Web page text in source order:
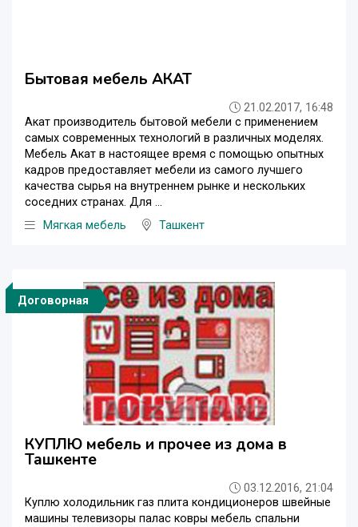
Бытовая мебель АКАТ
21.02.2017, 16:48
Акат производитель бытовой мебели с применением
самых современных технологий в различных моделях.
Мебель Акaт в настоящее время с помощью опытных
кадров предоставляет мебели из самого лучшего
качества сырья на внутреннем рынке и нескольких
соседних странах. Для ...
Мягкая мебель
Ташкент
Договорная
КУПЛЮ мебель и прочее из дома в
Ташкенте
03.12.2016, 21:04
Куплю холодильник газ плита кондиционеров швейные
машины телевизоры палас ковры мебель спальни